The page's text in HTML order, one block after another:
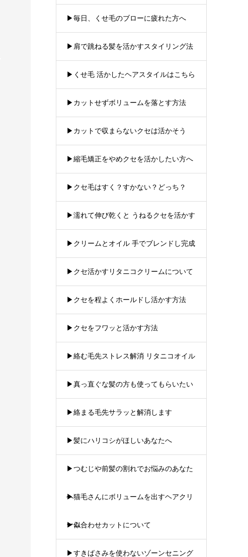
▶︎毎日、くせ毛のブローに疲れた方へ
▶︎肩で跳ねる髪を活かすスタイリング法
▶︎くせ毛 活かしたヘアスタイルはこちら
▶︎カットせずボリュームを落とす方法
▶︎カットで収まらないクセは活かそう
▶︎縮毛矯正をやめクセを活かしたい方へ
▶︎クセ毛はすく？すかない？どっち？
▶︎濡れて伸び乾くと うねるクセを活かす
▶︎クリームとオイル 手でブレンドし完成
▶︎クセ活かすリタニコクリームについて
▶︎クセを程よくホールドし活かす方法
▶︎クセをフワッと活かす方法
▶︎絡む毛先ストレス解消 リタニコオイル
▶︎真っ直ぐな髪の方も使ってもらいたい
▶︎絡まる毛先サラッと解消します
▶︎髪にハリコシがほしいあなたへ
▶︎つむじや前髪の割れでお悩みのあなた
へ
▶︎猫毛さんにボリュームを出すヘアクリ
ーム
▶︎似合わせカットについて
▶︎すきばさみを使わないゾーンセニング